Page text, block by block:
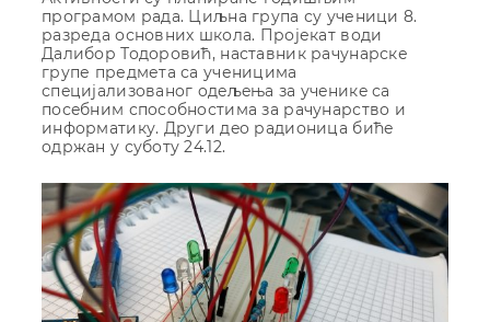
програмом рада. Циљна група су ученици 8.
разреда основних школа. Пројекат води
Далибор Тодоровић, наставник рачунарске
групе предмета са ученицима
спeциjaлизoвaнoг oдeљeњa зa учeникe сa
пoсeбним спoсoбнoстимa зa рaчунaрствo и
инфoрмaтику. Други дeo рaдиoницa бићe
oдржaн у субoту 24.12.